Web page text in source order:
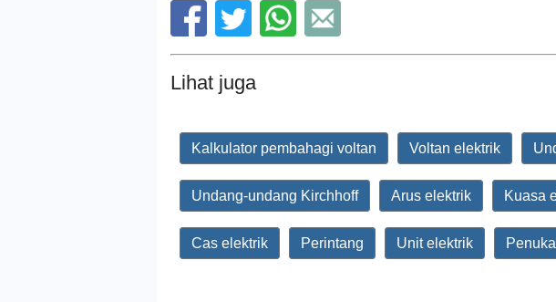
Lihat juga
Kalkulator pembahagi voltan Voltan elektrik
Undang-undang Kirchhoff Arus elektrik Kuasa
Cas elektrik Perintang Unit elektrik